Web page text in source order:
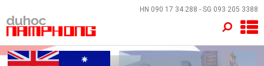
HN 090 17 34 288 - SG 093 205 3388
×
TRANG CHỦ